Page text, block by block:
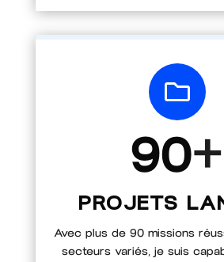

90+
PROJETS
Avec plus de 90 missions
secteurs variés, je suis